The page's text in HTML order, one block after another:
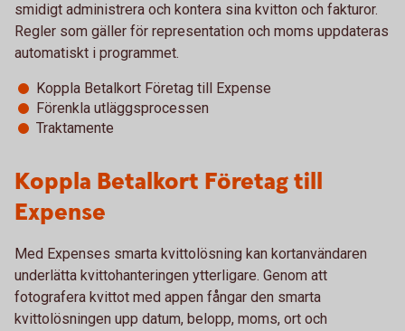
smidigt administrera och kontera sina kvitton och fakturor.
Regler som gäller för representation och moms uppdateras
automatiskt i programmet.
Koppla Betalkort Företag till Expense
Förenkla utläggsprocessen
Traktamente
Koppla Betalkort Företag till
Expense
Med Expenses smarta kvittolösning kan kortanvändaren
underlätta kvittohanteringen ytterligare. Genom att
fotografera kvittot med appen fångar den smarta
kvittolösningen upp datum, belopp, moms, ort och